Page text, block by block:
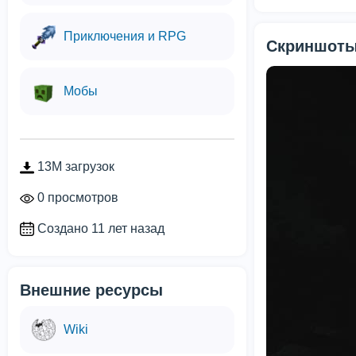
Приключения и RPG
Мобы
13M загрузок
0 просмотров
Создано 11 лет назад
Внешние ресурсы
Wiki